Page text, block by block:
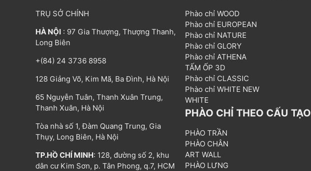
TRỤ SỞ CHÍNH
HÀ NỘI : 97 Gia Thượng, Thượng Thanh,
Long Biên
+(84) 24 3736 8958
128 Giảng Võ, Kim Mã, Ba Đình, Hà Nội
65 Nguyễn Tuân, Thanh Xuân Trung,
Thanh Xuân, Hà Nội
Tòa nhà số 1, Đàm Quang Trung, Gia
Thụy, Long Biên, Hà Nội
TP.HỒ CHÍ MINH: 128, đường số 2, khu
dân cư Kim Sơn, p. Tân Phong, q.7, HCM
Phào chỉ WOOD
Phào chỉ EUROPEAN
Phào chỉ NATURE
Phào chỉ GLORY
Phào chỉ ATHENA
TẤM ỐP 3D
Phào chỉ CLASSIC
Phào chỉ WHITE NEW
WHITE
PHÀO CHỈ THEO CẤU TẠO
PHÀO TRẦN
PHÀO CHÂN
ART WALL
PHÀO LƯNG